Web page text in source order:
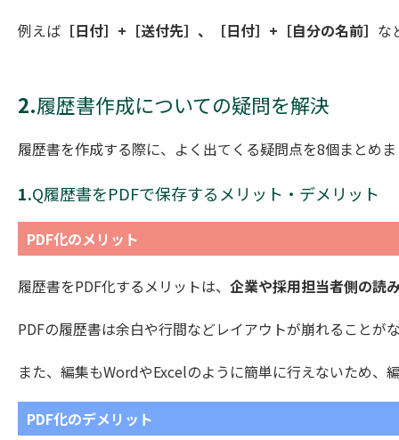
例えば ［日付］+［送付先］、［日付］+［自分の名前］ な
2.履歴書作成についての疑問を解決
履歴書を作成する際に、よく出てくる疑問点を8個まとめ
1.Q履歴書をPDFで保存するメリット・デメリット
PDF化のメリット
履歴書をPDF化するメリットは、 企業や採用担当者側の読
PDFの履歴書は余白や行間などレイアウトが崩れること
また、編集もWordやExcelのように簡単に行えないため、
PDF化のデメリット